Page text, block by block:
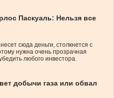
Паскуаль: Нельзя все
сюда деньги, столкнется с
нужна очень прозрачная
любого инвестора.
добычи газа или обвал